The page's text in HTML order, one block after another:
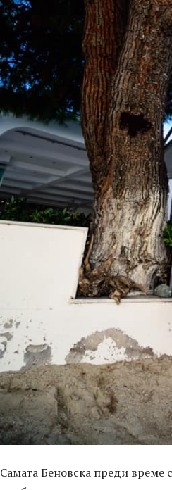
Самата Беновска преди време